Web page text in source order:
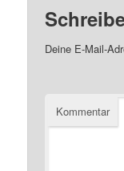
Deine E-Mail-
Kommentar